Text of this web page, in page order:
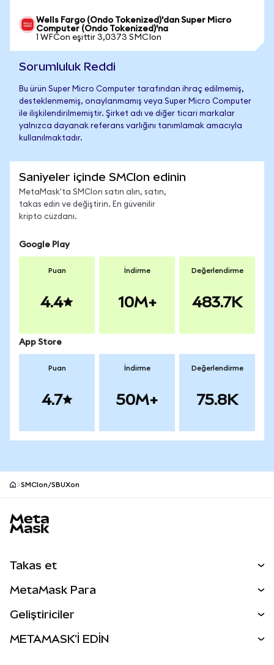
Wells Fargo (Ondo Tokenized)'dan Super Micro
Computer (Ondo Tokenized)'na
1 WFCon eşittir 3,0373 SMCIon
Sorumluluk Reddi
Bu ürün Super Micro Computer tarafından ihraç edilmemiş,
desteklenmemiş, onaylanmamış veya Super Micro Computer
ile ilişkilendirilmemiştir. Şirket adı ve diğer ticari markalar
yalnızca dayanak referans varlığını tanımlamak amacıyla
kullanılmaktadır.
Saniyeler içinde SMCIon edinin
MetaMask'ta SMCIon satın alın, satın,
takas edin ve değiştirin. En güvenilir
kripto cüzdanı.
Google Play
Puan
4.4
İndirme
10M+
Değerlendirme
483.7K
App Store
Puan
4.7
İndirme
50M+
Değerlendirme
75.8K
SMCIon/SBUXon
Takas et
Perps
RWA'lar
MetaMask Para
Geliştiriciler
METAMASK'İ EDİN